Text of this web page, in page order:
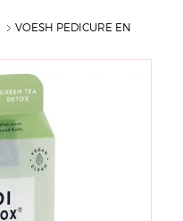
VOESH PEDICURE EN